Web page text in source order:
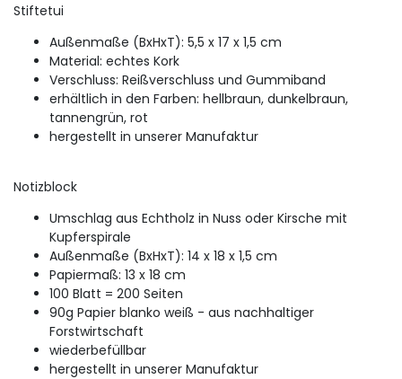
Stiftetui
Außenmaße (BxHxT): 5,5 x 17 x 1,5 cm
Material: echtes Kork
Verschluss: Reißverschluss und Gummiband
erhältlich in den Farben: hellbraun, dunkelbraun,
tannengrün, rot
hergestellt in unserer Manufaktur
Notizblock
Umschlag aus Echtholz in Nuss oder Kirsche mit
Kupferspirale
Außenmaße (BxHxT): 14 x 18 x 1,5 cm
Papiermaß: 13 x 18 cm
100 Blatt = 200 Seiten
90g Papier blanko weiß - aus nachhaltiger
Forstwirtschaft
wiederbefüllbar
hergestellt in unserer Manufaktur